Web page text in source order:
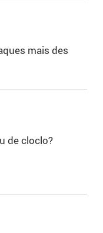
mais des
de cloclo?